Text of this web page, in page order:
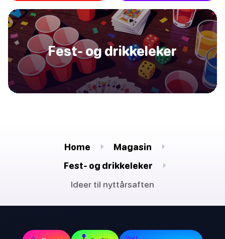
Fest- og drikkeleker
Home
Magasin
Fest- og drikkeleker
Ideer til nyttårsaften